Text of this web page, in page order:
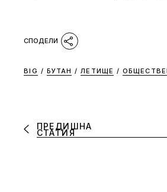
BIG / БУТАН / ЛЕТИЩЕ /
ПРЕДИШНА
СТАТИЯ